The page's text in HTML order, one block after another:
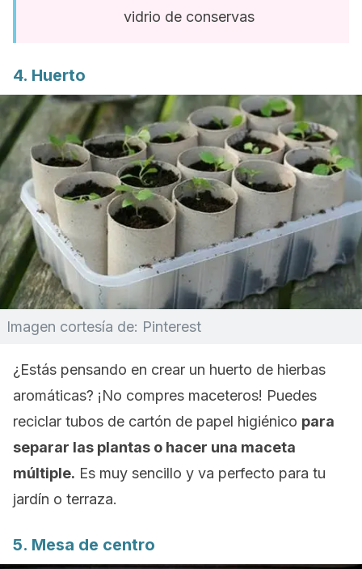
vidrio de conservas
4. Huerto
Imagen cortesía de: Pinterest
¿Estás pensando en crear un huerto de hierbas
aromáticas? ¡No compres maceteros! Puedes
reciclar tubos de cartón de papel higiénico para
separar las plantas o hacer una maceta
múltiple. Es muy sencillo y va perfecto para tu
jardín o terraza.
5. Mesa de centro